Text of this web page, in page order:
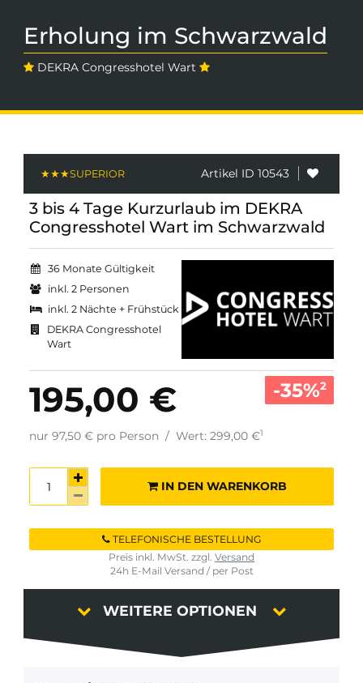
Erholung im Schwarzwald
DEKRA Congresshotel Wart
Artikel ID 10543
3 bis 4 Tage Kurzurlaub im DEKRA
Congresshotel Wart im Schwarzwald
36 Monate Gültigkeit
inkl. 2 Personen
inkl. 2 Nächte + Frühstück
DEKRA Congresshotel
Wart
195,00 € -35%2
nur 97,50 € pro Person / Wert: 299,00 €1
IN DEN WARENKORB
TELEFONISCHE BESTELLUNG
Preis inkl. MwSt. zzgl. Versand
24h E-Mail Versand / per Post
WEITERE OPTIONEN